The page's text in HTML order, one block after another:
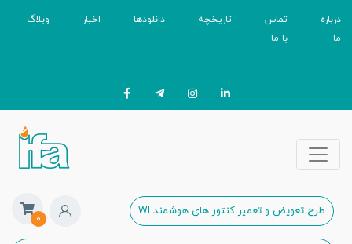
درباره
ما
تماس
با ما
تاریخچه دانلودها اخبار وبلاگ
۰
طرح تعویض و تعمیر کنتور های هوشمند WI